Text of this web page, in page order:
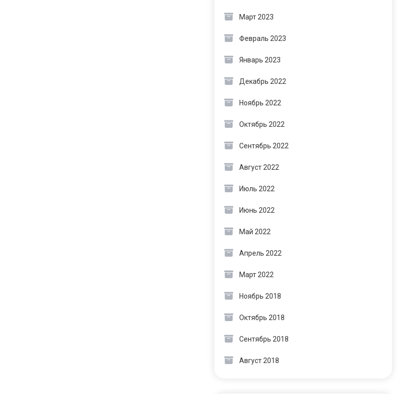
Март 2023
Февраль 2023
Январь 2023
Декабрь 2022
Ноябрь 2022
Октябрь 2022
Сентябрь 2022
Август 2022
Июль 2022
Июнь 2022
Май 2022
Апрель 2022
Март 2022
Ноябрь 2018
Октябрь 2018
Сентябрь 2018
Август 2018